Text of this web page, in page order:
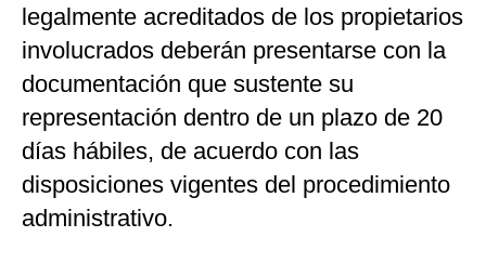
legalmente acreditados de los propietarios
involucrados deberán presentarse con la
documentación que sustente su
representación dentro de un plazo de 20
días hábiles, de acuerdo con las
disposiciones vigentes del procedimiento
administrativo.